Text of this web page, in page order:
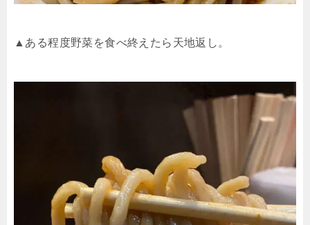
▲ある程度野菜を食べ終えたら天地返し。